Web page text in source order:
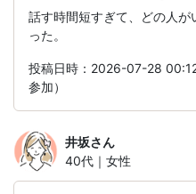
話す時間短すぎて、どの人が
った。
投稿日時：2026-07-28
参加）
井坂さん
40代｜女性